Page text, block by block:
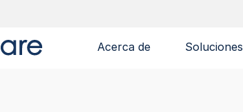
Acerca de Soluciones